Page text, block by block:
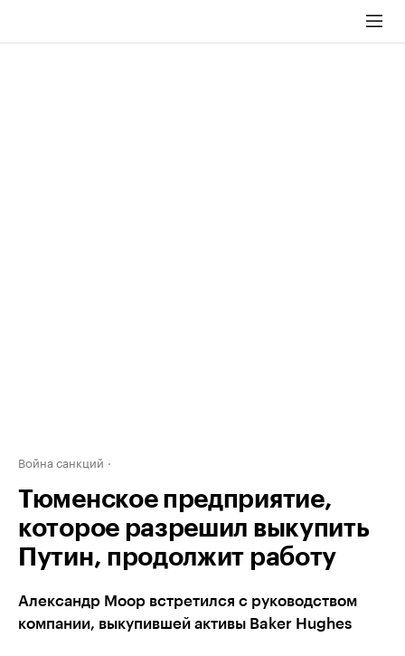
Война санкций
Тюменское предприятие,
которое разрешил выкупить
Путин, продолжит работу
Александр Моор встретился с руководством
компании, выкупившей активы Baker Hughes